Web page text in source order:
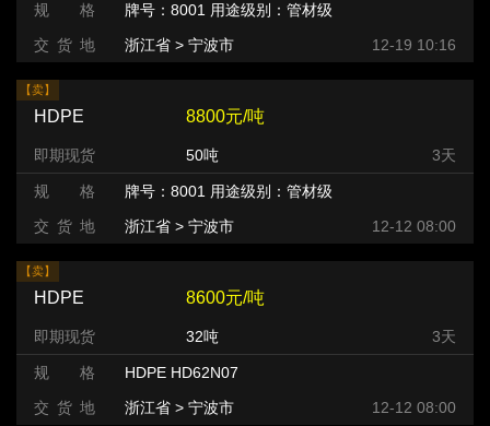
规 格
牌号：8001 用途级别：管材级
交 货 地
浙江省 > 宁波市 12-19 10:16
【卖】
HDPE 8800元/吨
即期现货 50吨 3天
规 格
牌号：8001 用途级别：管材级
交 货 地
浙江省 > 宁波市 12-12 08:00
【卖】
HDPE 8600元/吨
即期现货 32吨 3天
规 格
HDPE HD62N07
交 货 地
浙江省 > 宁波市 12-12 08:00